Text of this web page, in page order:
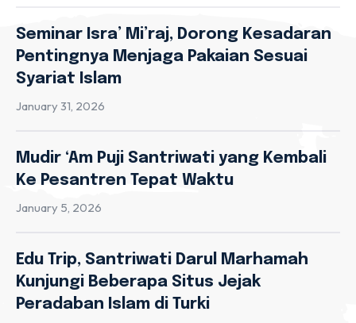
Seminar Isra’ Mi’raj, Dorong Kesadaran
Pentingnya Menjaga Pakaian Sesuai
Syariat Islam
January 31, 2026
Mudir ‘Am Puji Santriwati yang Kembali
Ke Pesantren Tepat Waktu
January 5, 2026
Edu Trip, Santriwati Darul Marhamah
Kunjungi Beberapa Situs Jejak
Peradaban Islam di Turki